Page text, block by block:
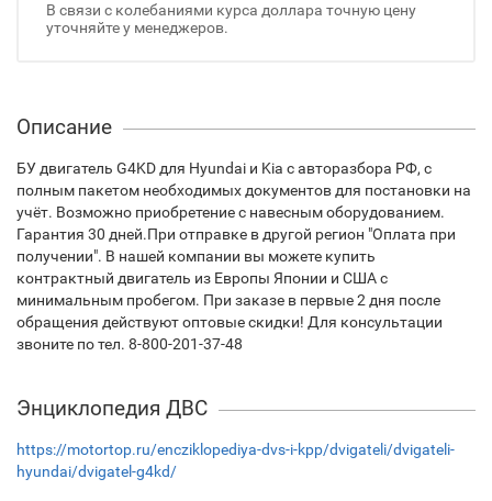
В связи с колебаниями курса доллара точную цену
уточняйте у менеджеров.
Описание
БУ двигатель G4KD для Hyundai и Kia с авторазбора РФ, с
полным пакетом необходимых документов для постановки на
учёт. Возможно приобретение с навесным оборудованием.
Гарантия 30 дней.При отправке в другой регион "Оплата при
получении". В нашей компании вы можете купить
контрактный двигатель из Европы Японии и США с
минимальным пробегом. При заказе в первые 2 дня после
обращения действуют оптовые скидки! Для консультации
звоните по тел. 8-800-201-37-48
Энциклопедия ДВС
https://motortop.ru/encziklopediya-dvs-i-kpp/dvigateli/dvigateli-
hyundai/dvigatel-g4kd/